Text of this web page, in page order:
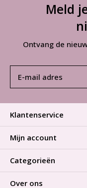
Meld
Ontvang de
Klantenservice
Mijn account
Categorieën
Over ons